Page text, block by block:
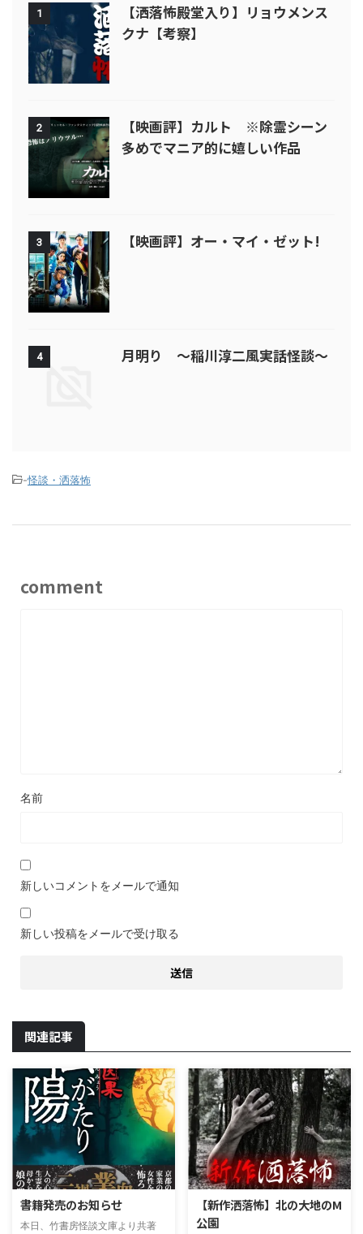
1
【洒落怖殿堂入り】リョウメンス
クナ【考察】
2
【映画評】カルト ※除霊シーン
多めでマニア的に嬉しい作品
3 【映画評】オー・マイ・ゼット!
4 月明り ～稲川淳二風実話怪談～
-怪談・洒落怖
comment
名前
新しいコメントをメールで通知
新しい投稿をメールで受け取る
関連記事
書籍発売のお知らせ
本日、竹書房怪談文庫より共著
【新作洒落怖】北の大地のM
公園